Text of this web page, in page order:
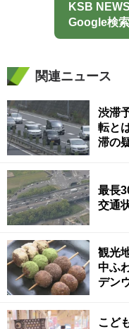
KSB
Google検
関連ニュース
渋滞
転と
滞の
最長
交通
観光
中ふ
デン
こど